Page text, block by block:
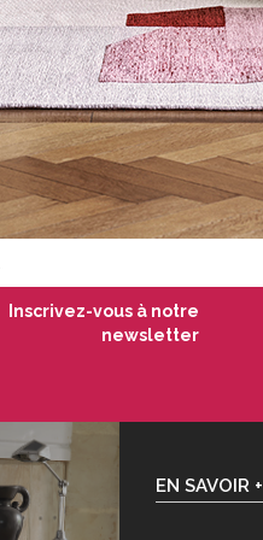
Inscrivez-vous à notre
newsletter
EN SAVOIR +